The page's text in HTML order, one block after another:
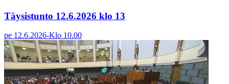
Täysistunto 12.6.2026 klo 13
pe 12.6.2026-Klo 10.00